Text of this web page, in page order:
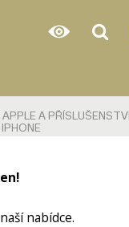
APPLE A PŘÍSLUŠENSTVÍ
IPHONE
nabídce.